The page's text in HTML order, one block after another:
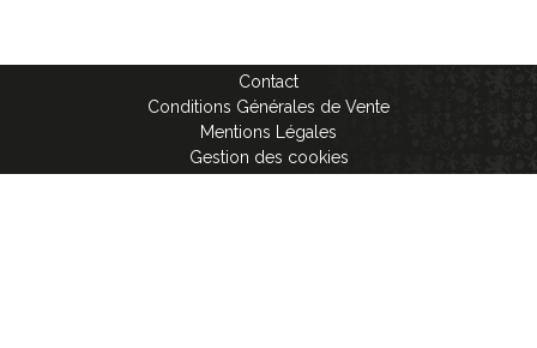
Contact
Conditions Générales de Vente
Mentions Légales
Gestion des cookies